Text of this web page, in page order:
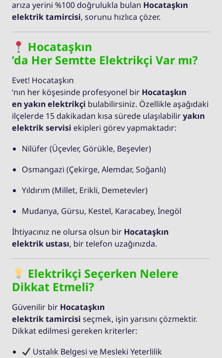
arıza yerini %100 doğrulukla bulan Hocataşkın
elektrik tamircisi, sorunu hızlıca çözer.
Hocataşkın
’da Her Semtte Elektrikçi Var mı?
Evet! Hocataşkın
‘nın her köşesinde profesyonel bir Hocataşkın
en yakın elektrikçi bulabilirsiniz. Özellikle aşağıdaki
ilçelerde 15 dakikadan kısa sürede ulaşılabiliryakın
elektrik servisi ekipleri görev yapmaktadır:
Nilüfer (Üçevler, Görükle, Beşevler)
Osmangazi (Çekirge, Alemdar, Soğanlı)
Yıldırım (Millet, Erikli, Demetevler)
Mudanya, Gürsu, Kestel, Karacabey, İnegöl
İhtiyacınız ne olursa olsun bir Hocataşkın
elektrik ustası, bir telefon uzağınızda.
Elektrikçi Seçerken Nelere
Dikkat Etmeli?
Güvenilir bir Hocataşkın
elektrik tamircisi seçmek, işin yarısını çözmektir.
Dikkat edilmesi gereken kriterler:
Ustalık Belgesi ve Mesleki Yeterlilik